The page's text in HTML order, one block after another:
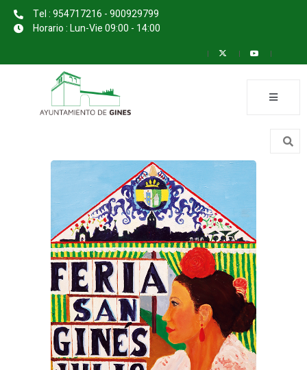
Tel : 954717216 - 900929799
Horario : Lun-Vie 09:00 - 14:00